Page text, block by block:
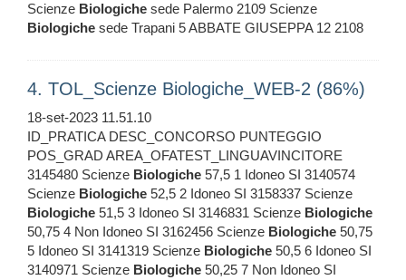
Scienze Biologiche sede Palermo 2109 Scienze
Biologiche sede Trapani 5 ABBATE GIUSEPPA 12 2108
4. TOL_Scienze Biologiche_WEB-2 (86%)
18-set-2023 11.51.10
ID_PRATICA DESC_CONCORSO PUNTEGGIO
POS_GRAD AREA_OFATEST_LINGUAVINCITORE
3145480 Scienze Biologiche 57,5 1 Idoneo SI 3140574
Scienze Biologiche 52,5 2 Idoneo SI 3158337 Scienze
Biologiche 51,5 3 Idoneo SI 3146831 Scienze Biologiche
50,75 4 Non Idoneo SI 3162456 Scienze Biologiche 50,75
5 Idoneo SI 3141319 Scienze Biologiche 50,5 6 Idoneo SI
3140971 Scienze Biologiche 50,25 7 Non Idoneo SI